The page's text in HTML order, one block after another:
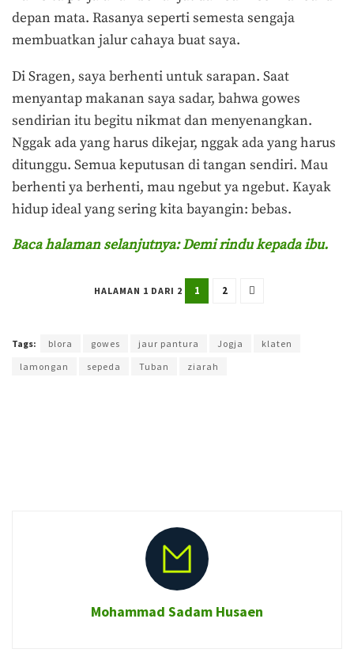
depan mata. Rasanya seperti semesta sengaja
membuatkan jalur cahaya buat saya.
Di Sragen, saya berhenti untuk sarapan. Saat
menyantap makanan saya sadar, bahwa gowes
sendirian itu begitu nikmat dan menyenangkan.
Nggak ada yang harus dikejar, nggak ada yang harus
ditunggu. Semua keputusan di tangan sendiri. Mau
berhenti ya berhenti, mau ngebut ya ngebut. Kayak
hidup ideal yang sering kita bayangin: bebas.
Baca halaman selanjutnya: Demi rindu kepada ibu.
HALAMAN 1 DARI 2 1 2
Tags: blora gowes jaur pantura Jogja
klaten
lamongan
sepeda Tuban ziarah
Mohammad Sadam Husaen